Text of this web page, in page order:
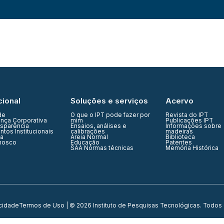
Corporativa
Institucionais
Soluções e serviços
O que o IPT pode fazer por
mim
Ensaios, análises e
calibrações
Areia Normal
Educação
SAA Normas técnicas
Acervo
Revista do IPT
Publicações IPT
Informações sobre
madeiras
Biblioteca
Patentes
Memória Histórica
Termos de Uso | © 2026 Instituto de Pesquisas Tecnológicas.